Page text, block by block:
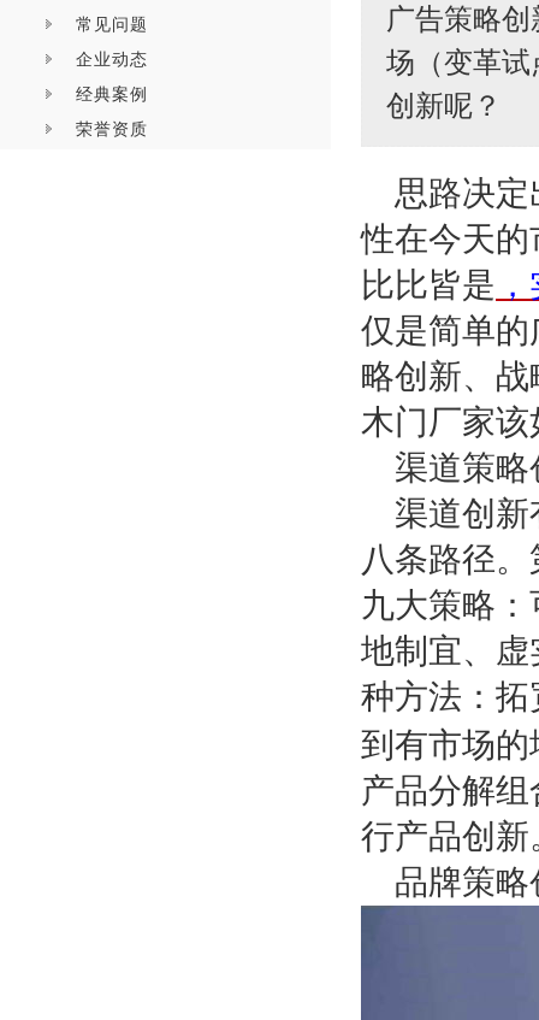
常见问题
企业动态
经典案例
荣誉资质
广告策略
场（变革
创新呢？
思路决
性在今天
比比皆是
仅是简单
略创新、
木门厂家
渠道策略
渠道创新
八条路径
九大策略
地制宜、
种方法：
到有市场
产品分解
行产品创新
品牌策略